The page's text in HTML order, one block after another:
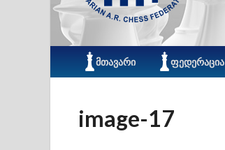
ᲛᲗᲐᲕᲐᲠᲘ ᲤᲔᲓᲔᲠᲐᲪᲘᲐ
image-17